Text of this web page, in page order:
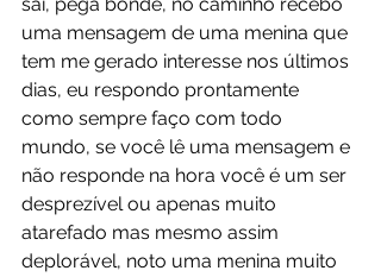
uma mensagem de uma menina que
tem me gerado interesse nos últimos
dias, eu respondo prontamente
como sempre faço com todo
mundo, se você lê uma mensagem e
não responde na hora você é um ser
desprezível ou apenas muito
atarefado mas mesmo assim
deplorável, noto uma menina muito